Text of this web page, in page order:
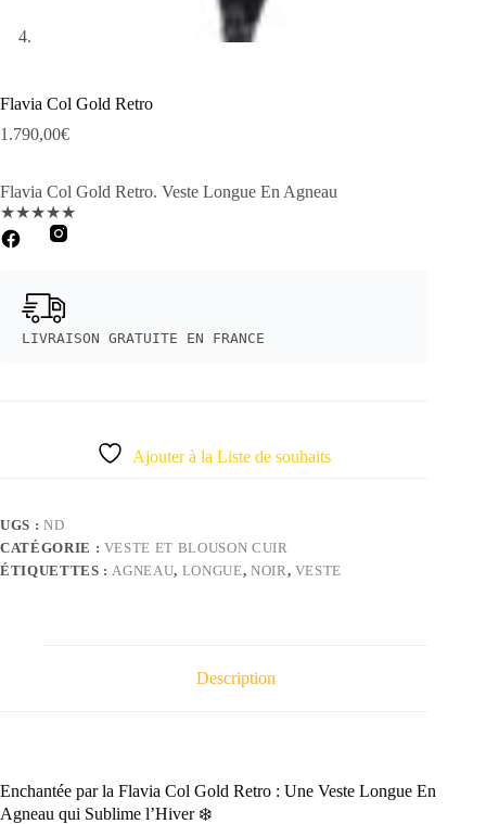
Flavia Col Gold Retro
1.790,00€
Flavia Col Gold Retro. Veste Longue En Agneau
★★★★★
LIVRAISON GRATUITE EN FRANCE
Ajouter à la Liste de souhaits
UGS : ND
CATÉGORIE : VESTE ET BLOUSON CUIR
ÉTIQUETTES :AGNEAU, LONGUE, NOIR, VESTE
Description
Enchantée par la Flavia Col Gold Retro : Une Veste Longue En
Agneau qui Sublime l’Hiver ❄️